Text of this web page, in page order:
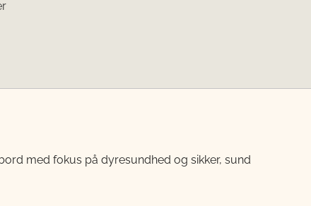
med fokus på dyresundhed og sikker, sund